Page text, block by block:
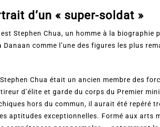
d’un « super-soldat »
Stephen Chua, un homme à la biographie
comme l’une des figures les plus
Chua était un ancien membre des
d’élite et garde du corps du Premier
hors du commun, il aurait été repéré
aptitudes exceptionnelles. Formé aux arts